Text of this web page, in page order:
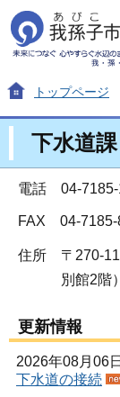
トップページ
下水道課
電話 04-7185-
FAX 04-7185-
住所
〒270-
別館2階）
更新情報
2026年08月06日
下水道の接続